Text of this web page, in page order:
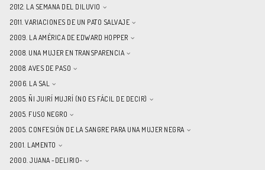
2012. LA SEMANA DEL DILUVIO
2011. VARIACIONES DE UN PATO SALVAJE
2009. LA AMÉRICA DE EDWARD HOPPER
2008. UNA MUJER EN TRANSPARENCIA
2008. AVES DE PASO
2006. LA SAL
2005. ÑI JUIRÍ MUJRÍ (NO ES FÁCIL DE DECIR)
2005. FUSO NEGRO
2005. CONFESIÓN DE LA SANGRE PARA UNA MUJER NEGRA
2001. LAMENTO
2000. JUANA -DELIRIO-